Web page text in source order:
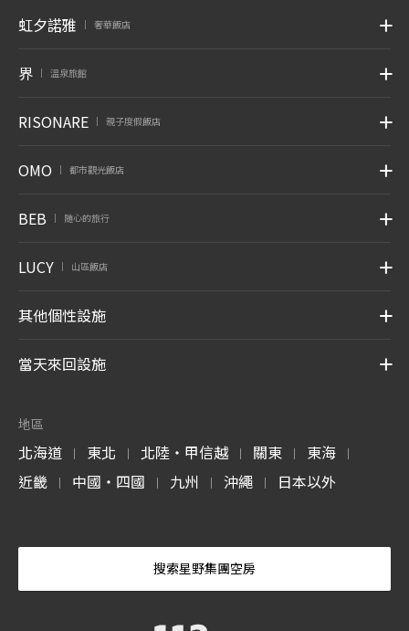
虹夕諾雅 奢華飯店
界 溫泉旅館
RISONARE 親子度假飯店
OMO 都市觀光飯店
BEB 随心的旅行
LUCY 山區飯店
其他個性設施
當天來回設施
地區
北海道 | 東北 | 北陸・甲信越 | 關東 | 東海 |
近畿 | 中國・四國 | 九州 | 沖繩 | 日本以外
搜索星野集團空房